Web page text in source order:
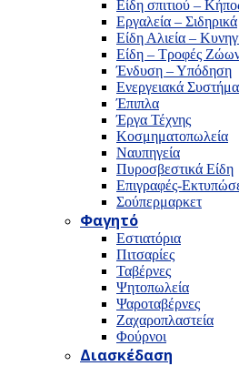
Είδη σπιτιού –
Εργαλεία – Σιδηρικά
Είδη Αλιεία –
Είδη – Τροφές
Ένδυση – Υπόδηση
Ενεργειακά
Έπιπλα
Έργα Τέχνης
Κοσμηματοπωλεία
Ναυπηγεία
Πυροσβεστικά Είδη
Επιγραφές-
Σούπερμαρκετ
Φαγητό
Εστιατόρια
Πιτσαρίες
Ταβέρνες
Ψητοπωλεία
Ψαροταβέρνες
Ζαχαροπλαστεία
Φούρνοι
Διασκέδαση